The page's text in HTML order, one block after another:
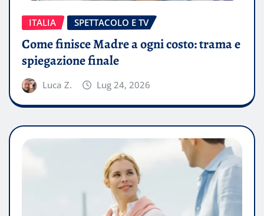
ITALIA SPETTACOLO E TV
Come finisce Madre a ogni costo: trama e
spiegazione finale
Luca Z. Lug 24, 2026